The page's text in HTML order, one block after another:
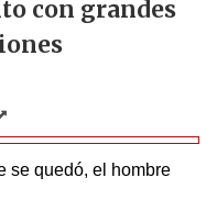
con grandes
se quedó, el hombre